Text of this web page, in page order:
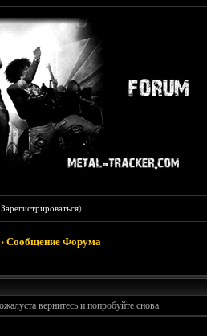
Зарегистрироваться)
›Сообщение Форума
вернитесь и попробуйте снова.